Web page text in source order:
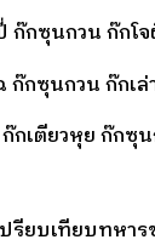
ก๊กซุนกวน ก๊กโ
ก๊กซุนกวน ก๊กเล่
กเตียวหุย ก๊กซุ
รียบเทียบทหาร